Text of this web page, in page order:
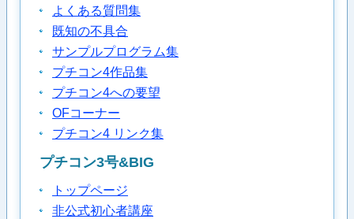
よくある質問集
既知の不具合
サンプルプログラム集
プチコン4作品集
プチコン4への要望
OFコーナー
プチコン4 リンク集
プチコン3号&BIG
トップページ
非公式初心者講座